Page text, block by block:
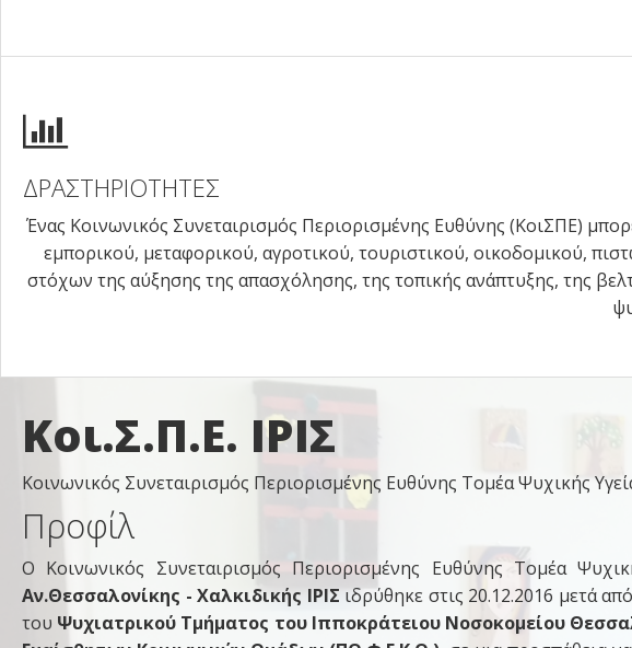
ΔΡΑΣΤΗΡΙΟΤΗΤΕΣ
Ένας Κοινωνικός Συνεταιρισμός Περιορισμένης Ευθύνης (ΚοιΣΠΕ)
εμπορικού, μεταφορικού, αγροτικού, τουριστικού, οικοδομικού,
στόχων της αύξησης της απασχόλησης, της τοπικής ανάπτυξης, της
Κοι.Σ.Π.Ε. ΙΡΙΣ
Κοινωνικός Συνεταιρισμός Περιορισμένης Ευθύνης Τομέα Ψυχικής
Προφίλ
Ο Κοινωνικός Συνεταιρισμός Περιορισμένης Ευθύνης Τομέα
Αν.Θεσσαλονίκης - Χαλκιδικής ΙΡΙΣ ιδρύθηκε στις 20.12.2016 μετά
του Ψυχιατρικού Τμήματος του Ιπποκράτειου Νοσοκομείου